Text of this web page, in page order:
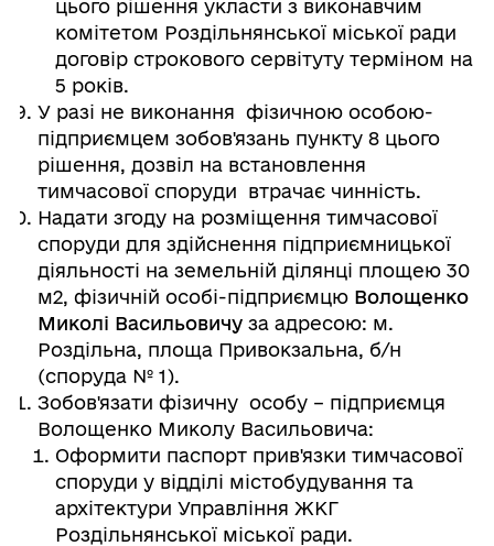
цього рішення укласти з виконавчим
комітетом Роздільнянської міської ради
договір строкового сервітуту терміном на
5 років.
У разі не виконання фізичною особою-
підприємцем зобов'язань пункту 8 цього
рішення, дозвіл на встановлення
тимчасової споруди втрачає чинність.
Надати згоду на розміщення тимчасової
споруди для здійснення підприємницької
діяльності на земельній ділянці площею 30
м2, фізичній особі-підприємцю Волощенко
Миколі Васильовичу за адресою: м.
Роздільна, площа Привокзальна, б/н
(споруда № 1).
Зобов'язати фізичну особу – підприємця
Волощенко Миколу Васильовича:
Оформити паспорт прив'язки тимчасової
споруди у відділі містобудування та
архітектури Управління ЖКГ
Роздільнянської міської ради.